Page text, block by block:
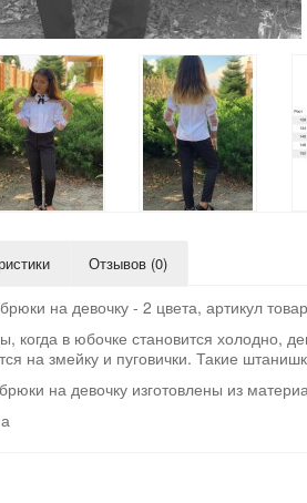
Отзывов (0)
на девочку - 2 цвета, артикул
когда в юбочке становится холодно,
на змейку и пуговички. Такие
на девочку изготовлены из